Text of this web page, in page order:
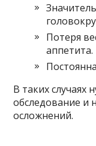
Потеря
аппетита.
В таких случаях
обследование и
осложнений.